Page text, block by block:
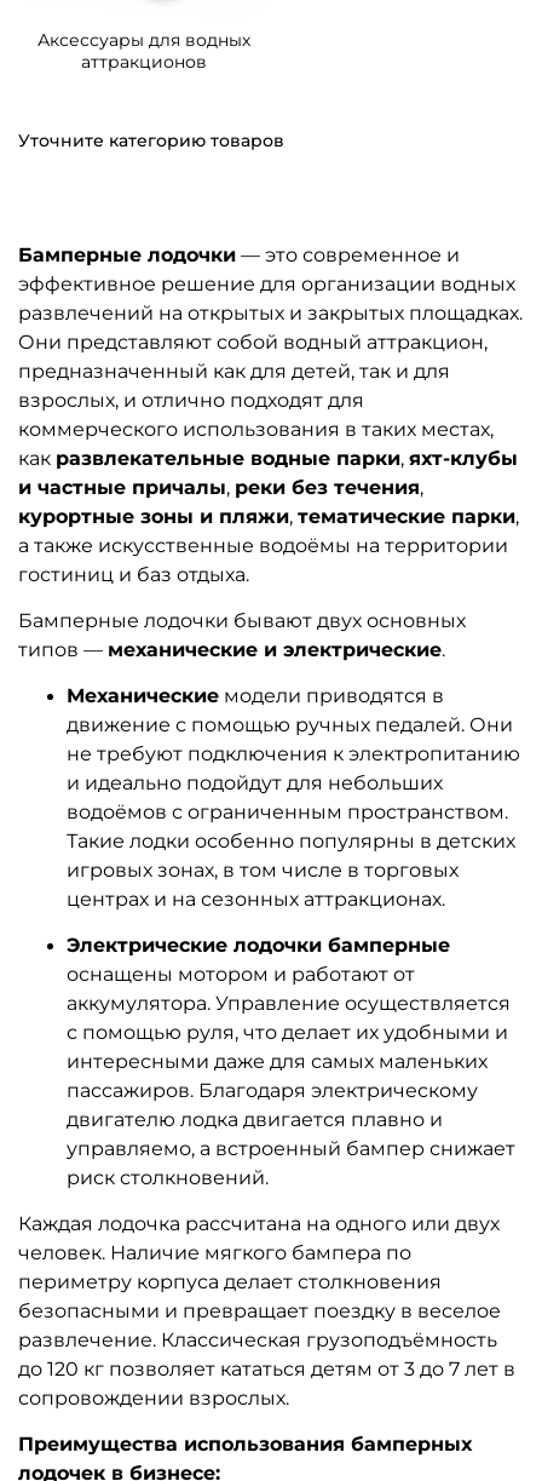
Аксессуары для водных
аттракционов
Уточните категорию товаров
Бамперные лодочки — это современное и
эффективное решение для организации водных
развлечений на открытых и закрытых площадках.
Они представляют собой водный аттракцион,
предназначенный как для детей, так и для
взрослых, и отлично подходят для
коммерческого использования в таких местах,
как развлекательные водные парки, яхт-клубы
и частные причалы, реки без течения,
курортные зоны и пляжи, тематические парки,
а также искусственные водоёмы на территории
гостиниц и баз отдыха.
Бамперные лодочки бывают двух основных
типов — механические и электрические.
Механические модели приводятся в
движение с помощью ручных педалей. Они
не требуют подключения к электропитанию
и идеально подойдут для небольших
водоёмов с ограниченным пространством.
Такие лодки особенно популярны в детских
игровых зонах, в том числе в торговых
центрах и на сезонных аттракционах.
Электрические лодочки бамперные
оснащены мотором и работают от
аккумулятора. Управление осуществляется
с помощью руля, что делает их удобными и
интересными даже для самых маленьких
пассажиров. Благодаря электрическому
двигателю лодка двигается плавно и
управляемо, а встроенный бампер снижает
риск столкновений.
Каждая лодочка рассчитана на одного или двух
человек. Наличие мягкого бампера по
периметру корпуса делает столкновения
безопасными и превращает поездку в веселое
развлечение. Классическая грузоподъёмность
до 120 кг позволяет кататься детям от 3 до 7 лет в
сопровождении взрослых.
Преимущества использования бамперных
лодочек в бизнесе: